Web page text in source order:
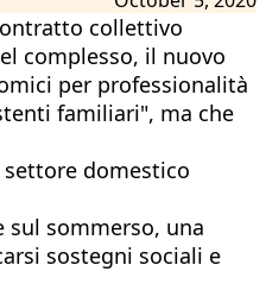
collettivo
complesso, il nuovo
per professionalità
familiari", ma che
domestico
sul sommerso, una
sostegni sociali e